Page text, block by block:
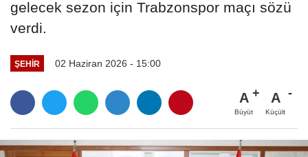
gelecek sezon için Trabzonspor maçı sözü
verdi.
ŞEHIR 02 Haziran 2026 - 15:00
A
Büyüt
A
Küçült